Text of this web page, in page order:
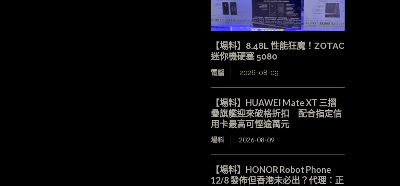
【場料】8.48L 性能狂魔！ZOTAC
迷你機硬塞 5080
電腦 2026-08-09
【場料】HUAWEI Mate XT 三摺
疊旗艦迎來破格折扣 配合指定信
用卡最高可慳逾萬元
場料 2026-08-09
【場料】HONOR Robot Phone
12/8 發佈但香港未必出？代理：正